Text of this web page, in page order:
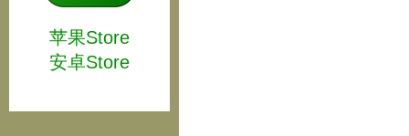
苹果Store
安卓Store